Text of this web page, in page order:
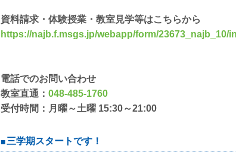
資料請求・体験授業・教室見学等はこちらから
https://najb.f.msgs.jp/webapp/form/23673_najb_10/
電話でのお問い合わせ
教室直通： 048-485-1760
受付時間：月曜～土曜 15:30～21:00
三学期スタートです！